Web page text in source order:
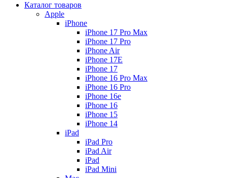
Каталог товаров
Apple
iPhone
iPhone 17 Pro Max
iPhone 17 Pro
iPhone Air
iPhone 17E
iPhone 17
iPhone 16 Pro Max
iPhone 16 Pro
iPhone 16e
iPhone 16
iPhone 15
iPhone 14
iPad
iPad Pro
iPad Air
iPad
iPad Mini